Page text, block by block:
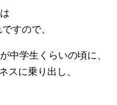
すので、
中学生くらいの頃に、
スに乗り出し、